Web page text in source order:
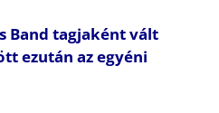
Band tagjaként vált
ezután az egyéni